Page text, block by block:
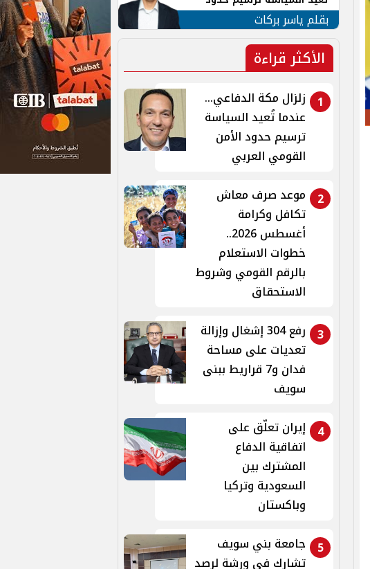
الأمن القومي العربي
بقلم ياسر بركات
الأكثر قراءة
1
زلزال مكة الدفاعي...
عندما تُعيد السياسة
ترسيم حدود الأمن
القومي العربي
2
موعد صرف معاش
تكافل وكرامة
أغسطس 2026..
خطوات الاستعلام
بالرقم القومي وشروط
الاستحقاق
3
رفع 304 إشغال وإزالة
تعديات على مساحة
فدان و7 قراريط ببنى
سويف
4
إيران تعلّق على
اتفاقية الدفاع
المشترك بين
السعودية وتركيا
وباكستان
5
جامعة بني سويف
تشارك في ورشة لرصد